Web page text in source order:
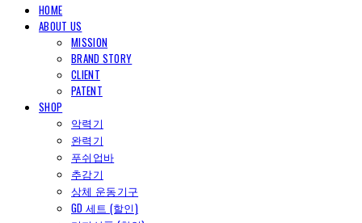
HOME
ABOUT US
MISSION
BRAND STORY
CLIENT
PATENT
SHOP
악력기
완력기
푸쉬업바
추감기
상체 운동기구
GD 세트 (할인)